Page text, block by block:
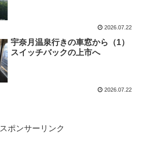
2026.07.22
宇奈月温泉行きの車窓から（1）
スイッチバックの上市へ
2026.07.22
スポンサーリンク